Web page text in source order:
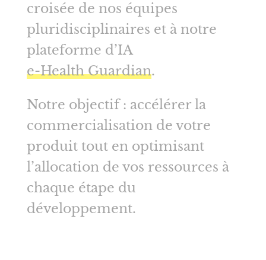
croisée de nos équipes
pluridisciplinaires et à notre
plateforme d’IA
e-Health Guardian.
Notre objectif : accélérer la
commercialisation de votre
produit tout en optimisant
l’allocation de vos ressources à
chaque étape du
développement.